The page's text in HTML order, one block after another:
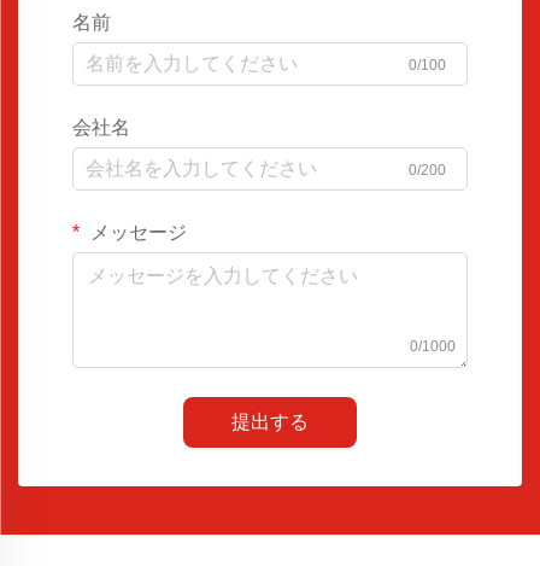
名前
0/100
会社名
0/200
メッセージ
0/1000
提出する